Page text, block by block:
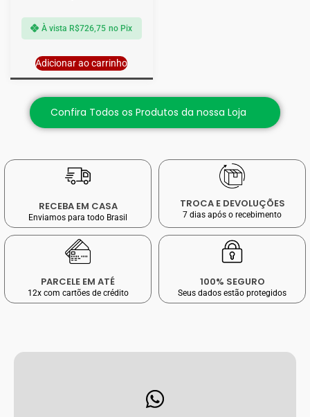
À vista R$726,75 no Pix
Adicionar ao carrinho
Confira Todos os Produtos da nossa Loja
RECEBA EM CASA
Enviamos para todo Brasil
TROCA E DEVOLUÇÕES
7 dias após o recebimento
PARCELE EM ATÉ
12x com cartões de crédito
100% SEGURO
Seus dados estão protegidos